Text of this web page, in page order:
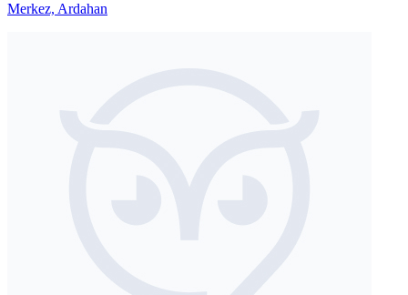
Merkez, Ardahan